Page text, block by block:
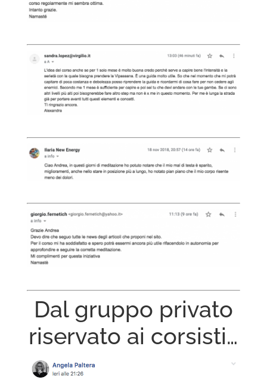
Dal gruppo privato
riservato ai corsisti…